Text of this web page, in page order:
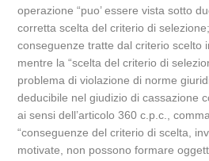
operazione “puo’ essere vista sotto
corretta scelta del criterio di
conseguenze tratte dal criterio scelto
mentre la “scelta del criterio di
problema di violazione di norme
deducibile nel giudizio di cassazione
ai sensi dell’articolo 360 c.p.c.,
“conseguenze del criterio di scelta,
motivate, non possono formare